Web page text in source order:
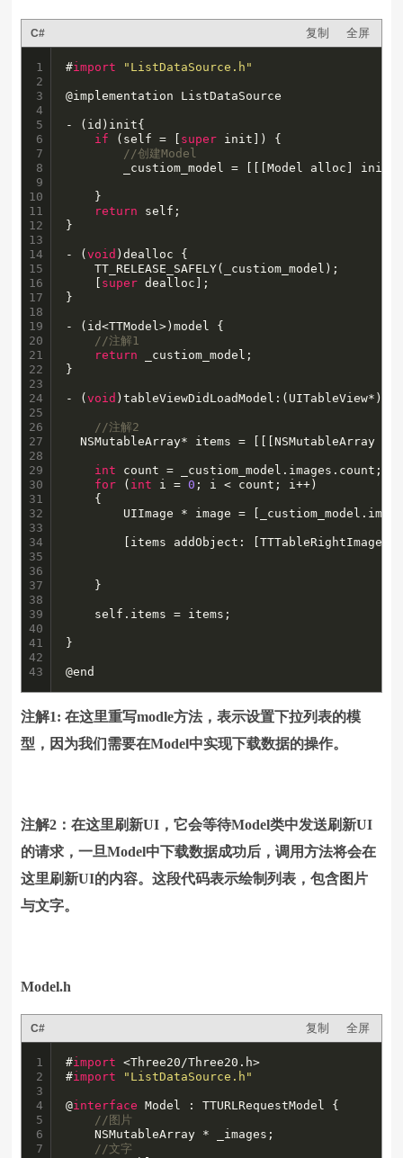
C# 复制 全屏
1
2
3
4
5
6
7
8
9
10
11
12
13
14
15
16
17
18
19
20
21
22
23
24
25
26
27
28
29
30
31
32
33
34
35
36
37
38
39
40
41
42
43
#import "ListDataSource.h"
@implementation ListDataSource
- (id)init{
if (self = [ super init]) {
//创建Model
_custiom_model = [[[Model alloc]
    }
return self;
}
- (void )dealloc {
    TT_RELEASE_SAFELY(_custiom_model);
super dealloc];
}
- (id<TTModel>)model {
//注解1
return _custiom_model;
}
- (void
//注解2
NSMutableArray* items = [[[NSMutableArray
int count = _custiom_model.images.count;
for ( int i = 0 ; i < count; i++)
    {
UIImage * image =
[items addObject:
    }
    self.items = items;
}
@end
注解1: 在这里重写modle方法，表示设置下拉列表的模
型，因为我们需要在Model中实现下载数据的操作。
注解2：在这里刷新UI，它会等待Model类中发送刷新UI
的请求，一旦Model中下载数据成功后，调用方法将会在
这里刷新UI的内容。这段代码表示绘制列表，包含图片
与文字。
Model.h
C# 复制 全屏
1
2
3
4
5
6
7
#import <Three20/Three20.h>
#import "ListDataSource.h"
@interface Model : TTURLRequestModel {
//图片
    NSMutableArray * _images;
//文字